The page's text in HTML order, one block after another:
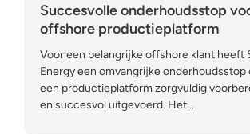
Succesvolle onderhoudsstop
offshore productieplatform
Voor een belangrijke offshore klant heeft
Energy een omvangrijke onderhoudsstop
een productieplatform zorgvuldig
en succesvol uitgevoerd. Het...